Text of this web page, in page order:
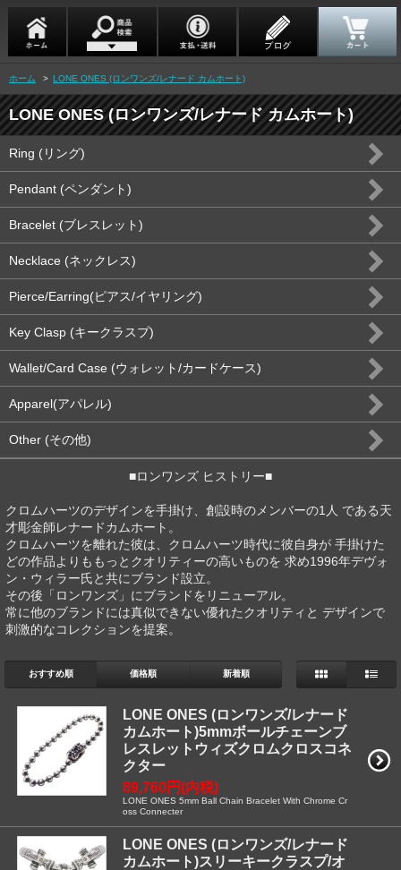
ホーム > LONE ONES (ロンワンズ/レナード カムホート)
LONE ONES (ロンワンズ/レナード カムホート)
Ring (リング)
Pendant (ペンダント)
Bracelet (ブレスレット)
Necklace (ネックレス)
Pierce/Earring(ピアス/イヤリング)
Key Clasp (キークラスプ)
Wallet/Card Case (ウォレット/カードケース)
Apparel(アパレル)
Other (その他)
■ロンワンズ ヒストリー■
クロムハーツのデザインを手掛け、創設時のメンバーの1人 である天
才彫金師レナードカムホート。
クロムハーツを離れた彼は、クロムハーツ時代に彼自身が 手掛けた
どの作品よりももっとクオリティーの高いものを 求め1996年デヴォ
ン・ウィラー氏と共にブランド設立。
その後「ロンワンズ」にブランドをリニューアル。
常に他のブランドには真似できない優れたクオリティと デザインで
刺激的なコレクションを提案。
おすすめ順 価格順 新着順
LONE ONES (ロンワンズ/レナード
カムホート)5mmボールチェーンブ
レスレットウィズクロムクロスコネ
クター
89,760円(内税)
LONE ONES 5mm Ball Chain Bracelet With Chrome Cr
oss Connecter
LONE ONES (ロンワンズ/レナード
カムホート)スリーキークラスプ/オ